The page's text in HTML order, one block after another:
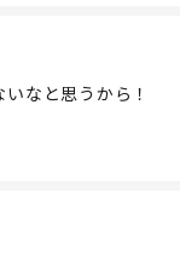
なと思うから！